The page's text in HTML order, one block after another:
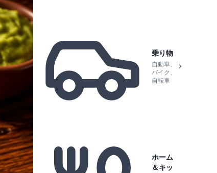
乗り物
自動車、
バイク、
自転車
ホーム
＆キッ